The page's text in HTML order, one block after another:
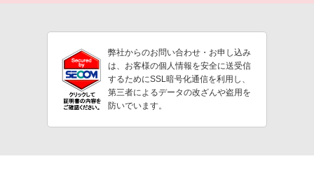
弊社からのお問い合わせ・お申し込み
は、お客様の個人情報を安全に送受信
するためにSSL暗号化通信を利用し、
第三者によるデータの改ざんや盗用を
防いでいます。